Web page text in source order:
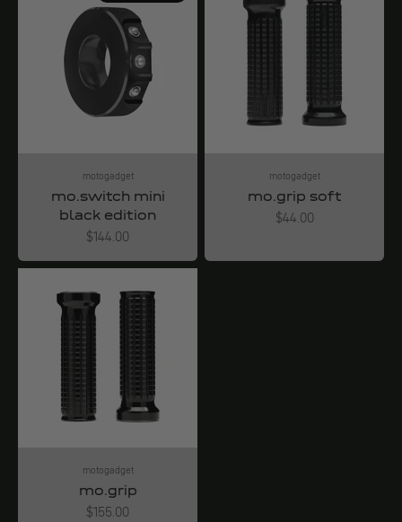
motogadget
mo.switch mini
black edition
Angebot
$144.00
motogadget
mo.grip soft
Angebot
$44.00
motogadget
mo.grip
Angebot
$155.00